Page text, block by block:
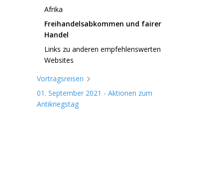
Afrika
Freihandelsabkommen und fairer
Handel
Links zu anderen empfehlenswerten
Websites
Vortragsreisen
01. September 2021 - Aktionen zum
Antikriegstag